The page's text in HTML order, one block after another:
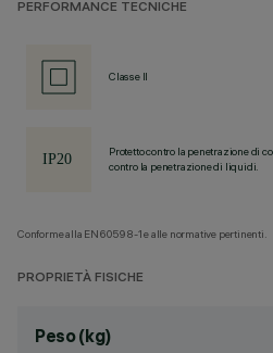
PERFORMANCE TECNICHE
Classe II
Protetto contro la penetrazione di
contro la penetrazione di liquidi.
Conforme alla EN60598-1 e alle normative pertinenti.
PROPRIETÀ FISICHE
Peso (kg)